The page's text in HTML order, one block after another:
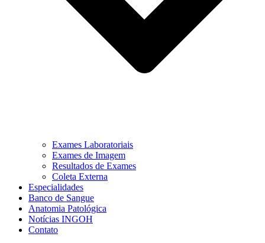
Exames Laboratoriais
Exames de Imagem
Resultados de Exames
Coleta Externa
Especialidades
Banco de Sangue
Anatomia Patológica
Notícias INGOH
Contato